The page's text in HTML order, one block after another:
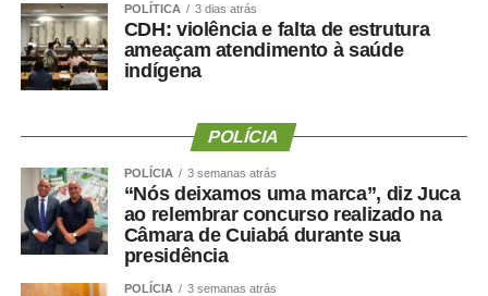
Uma perda de peso mal conduzida pode incluir perda
significativa de massa muscular, principalmente em
pessoas mais velhas, sedentárias, submetidas a dietas
muito restritivas ou a tratamentos sem acompanhamento
Mesmo com o avanço dos medicamentos para
obesidade, o objetivo não deve ser apenas reduzir o
número na balança. O tratamento precisa preservar
músculo, reduzir gordura visceral, melhorar o
POLÍTICA 3 dias atrás
CDH: violência e falta de estrutura
ameaçam atendimento à saúde
indígena
POLÍCIA
POLÍCIA 3 semanas atrás
“Nós deixamos uma marca”, diz Juca
ao relembrar concurso realizado na
Câmara de Cuiabá durante sua
presidência
POLÍCIA 3 semanas atrás